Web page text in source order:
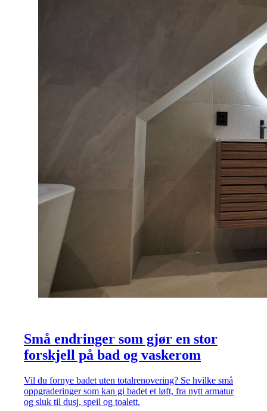
Små endringer som gjør en stor
forskjell på bad og vaskerom
Vil du fornye badet uten totalrenovering? Se hvilke små
oppgraderinger som kan gi badet et løft, fra nytt armatur
og sluk til dusj, speil og toalett.